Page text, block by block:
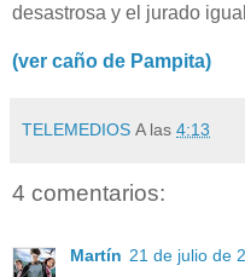
desastrosa y el jurado
(ver caño de Pampita)
TELEMEDIOS A las 4:13
4 comentarios:
Martín 21 de julio de